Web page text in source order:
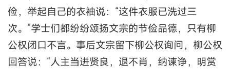
俭，举起自己的衣袖说：“这件衣服已洗过三
次。”学士们都纷纷颂扬文宗的节俭品德，只有柳
公权闭口不言。事后文宗留下柳公权询问，柳公权
回答说：“人主当进贤良，退不肖，纳谏诤，明赏